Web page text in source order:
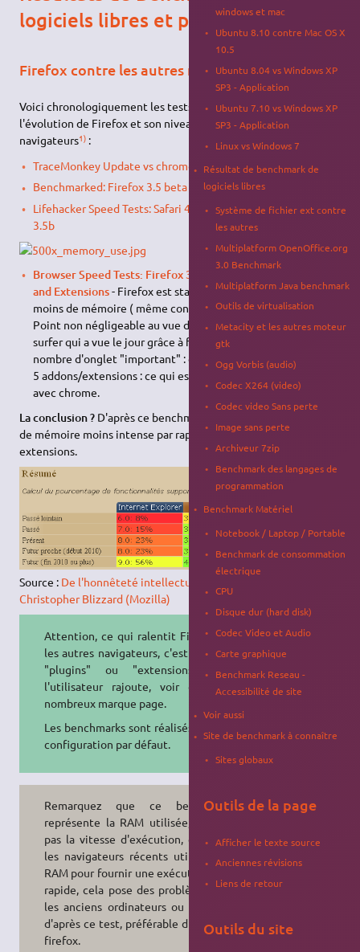
logiciels libres et propriétaires
Firefox contre les autres navigateurs
Voici chronologiquement les tests qui vont vous indiquer
l'évolution de Firefox et son niveau actuel comparé aux autres
navigateurs1) :
TraceMonkey Update vs chrome
Benchmarked: Firefox 3.5 beta 4
Lifehacker Speed Tests: Safari 4, Chrome 2, and More (firefox
3.5b
Browser Speed Tests: Firefox 3.6, Chrome 4, Opera 10.5,
and Extensions- Firefox est stable en mémoire et requiert
moins de mémoire ( même contre chrome/chromium ) -
Point non négligeable au vue de la nouvelle manière de
surfer qui a vue le jour grâce à firefox : naviguer avec un
nombre d'onglet "important" : et naviguer avec au minimum
5 addons/extensions : ce qui est beaucoup plus gourmand
avec chrome.
La conclusion ? D'après ce benchmark,
de mémoire moins intense par rapport àChrome avec 5
extensions.
Source : De l'honnêteté intellectuelle et du HTML5 -
Christopher Blizzard (Mozilla)
Attention, ce qui ralentit Firefox et
les autres navigateurs, c'est tous les
"plugins" ou "extensions" que
l'utilisateur rajoute, voir de trop
nombreux marque page.
Les benchmarks sont réalisés avec la
configuration par défaut.
Remarquez que ce benchmark
représente la RAM utilisée, et non
pas la vitesse d'exécution, en effet
les navigateurs récents utilisent la
RAM pour fournir une exécution plus
rapide, cela pose des problèmes sur
les anciens ordinateurs ou il serait,
d'après ce test, préférable d'installer
firefox.
windows et mac
Ubuntu 8.10 contre Mac OS X
10.5
Ubuntu 8.04 vs Windows XP
SP3 - Application
Ubuntu 7.10 vs Windows XP
SP3 - Application
Linux vs Windows 7
Résultat de benchmark de
logiciels libres
Système de fichier ext contre
les autres
Multiplatform OpenOffice.org
3.0 Benchmark
Multiplatform Java benchmark
Outils de virtualisation
Metacity et les autres moteur
gtk
Ogg Vorbis (audio)
Codec X264 (video)
Codec video Sans perte
Image sans perte
Archiveur 7zip
Benchmark des langages de
programmation
Benchmark Matériel
Notebook / Laptop / Portable
Benchmark de consommation
électrique
CPU
Disque dur (hard disk)
Codec Video et Audio
Carte graphique
Benchmark Reseau -
Accessibilité de site
Voir aussi
Site de benchmark à connaître
Sites globaux
Outils de la page
Afficher le texte source
Anciennes révisions
Liens de retour
Outils du site